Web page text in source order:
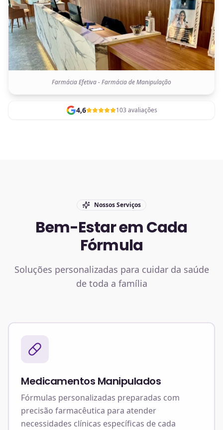
Farmácia Efetiva - Farmácia de Manipulação
4,6 103 avaliações
Nossos Serviços
Bem-Estar em Cada
Fórmula
Soluções personalizadas para cuidar da saúde
de toda a família
Medicamentos Manipulados
Fórmulas personalizadas preparadas com
precisão farmacêutica para atender
necessidades clínicas específicas de cada